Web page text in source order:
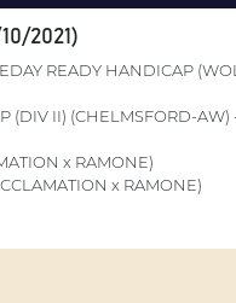
2021)
READY HANDICAP
(DIV II) (CHELMSFORD-AW)
x RAMONE)
x RAMONE)